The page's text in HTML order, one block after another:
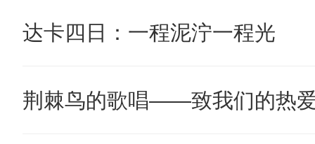
达卡四日：一程泥泞一程光
荆棘鸟的歌唱——致我们的热